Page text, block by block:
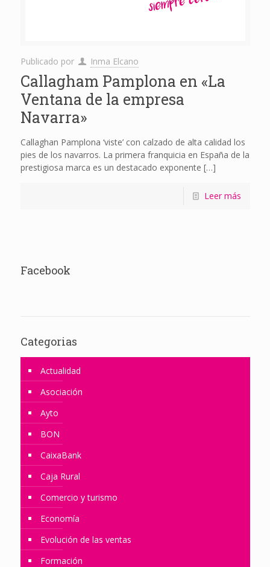
Publicado por Inma Elcano
Callagham Pamplona en «La
Ventana de la empresa
Navarra»
Callaghan Pamplona ‘viste’ con calzado de alta calidad los
pies de los navarros. La primera franquicia en España de la
prestigiosa marca es un destacado exponente […]
Leer más
Facebook
Categorias
Actualidad
Asociación
Ayto
BON
CaixaBank
Caja Rural
Comercio y turismo
Economía
Evolución de las ventas
Formación